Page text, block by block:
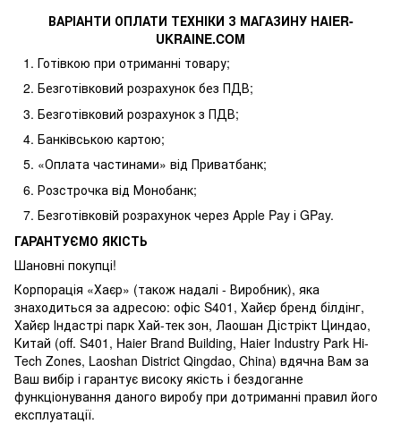
ВАРІАНТИ ОПЛАТИ ТЕХНІКИ З МАГАЗИНУ HAIER-
UKRAINE.COM
Готівкою при отриманні товару;
Безготівковий розрахунок без ПДВ;
Безготівковий розрахунок з ПДВ;
Банківською картою;
«Оплата частинами» від Приватбанк;
Розстрочка від Монобанк;
Безготівковій розрахунок через Apple Pay і GPay.
ГАРАНТУЄМО ЯКІСТЬ
Шановні покупці!
Корпорація «Хаєр» (також надалі - Виробник), яка
знаходиться за адресою: офіс S401, Хайєр бренд білдінг,
Хайєр Індастрі парк Хай-тек зон, Лаошан Дістрікт Циндао,
Китай (off. S401, Haier Brand Building, Haier Industry Park Hi-
Tech Zones, Laoshan District Qingdao, China) вдячна Вам за
Ваш вибір і гарантує високу якість і бездоганне
функціонування даного виробу при дотриманні правил його
експлуатації.